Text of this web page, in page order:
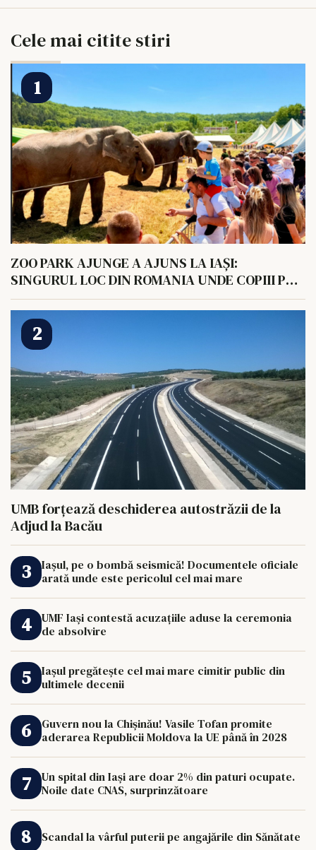
Cele mai citite stiri
ZOO PARK AJUNGE A AJUNS LA IAȘI:
SINGURUL LOC DIN ROMANIA UNDE COPIII POT
HRANI UN ELEFANT
UMB forțează deschiderea autostrăzii de la
Adjud la Bacău
Iașul, pe o bombă seismică! Documentele oficiale
arată unde este pericolul cel mai mare
UMF Iași contestă acuzațiile aduse la ceremonia
de absolvire
Iașul pregătește cel mai mare cimitir public din
ultimele decenii
Guvern nou la Chișinău! Vasile Tofan promite
aderarea Republicii Moldova la UE până în 2028
Un spital din Iași are doar 2% din paturi ocupate.
Noile date CNAS, surprinzătoare
Scandal la vârful puterii pe angajările din Sănătate